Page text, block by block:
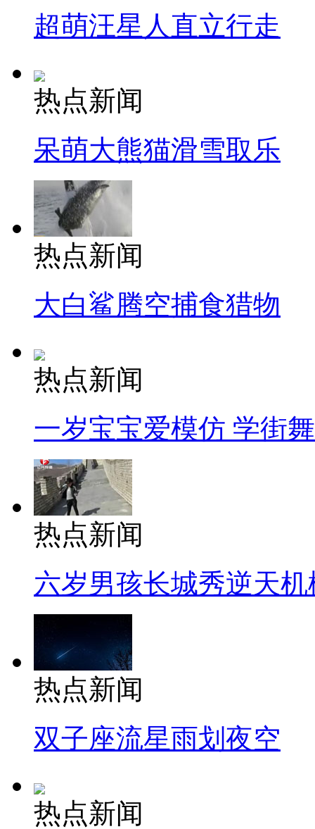
超萌汪星人直立行走
热点新闻
呆萌大熊猫滑雪取乐
热点新闻
大白鲨腾空捕食猎物
热点新闻
一岁宝宝爱模仿 学街
热点新闻
六岁男孩长城秀逆天机
热点新闻
双子座流星雨划夜空
热点新闻